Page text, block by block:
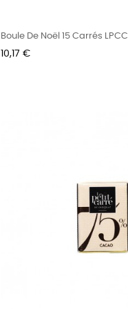
Boule De Noël 15 Carrés LPCC
Prix
10,17 €